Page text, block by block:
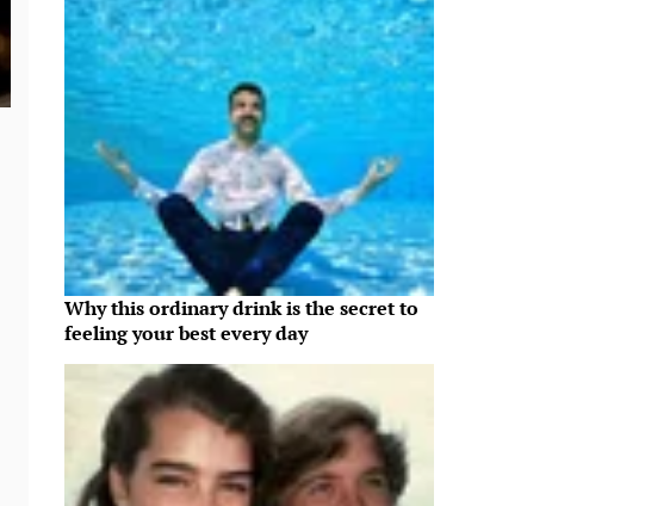
Why this ordinary drink is the secret to
feeling your best every day